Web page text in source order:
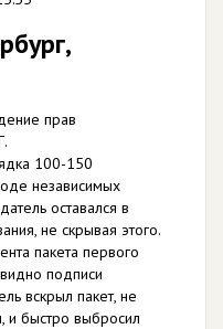
прав
100-150
независимых
оставался в
не скрывая этого.
пакета первого
подписи
вскрыл пакет, не
и быстро выбросил